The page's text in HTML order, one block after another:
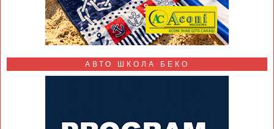
АВТО ШКОЛА БЕКО